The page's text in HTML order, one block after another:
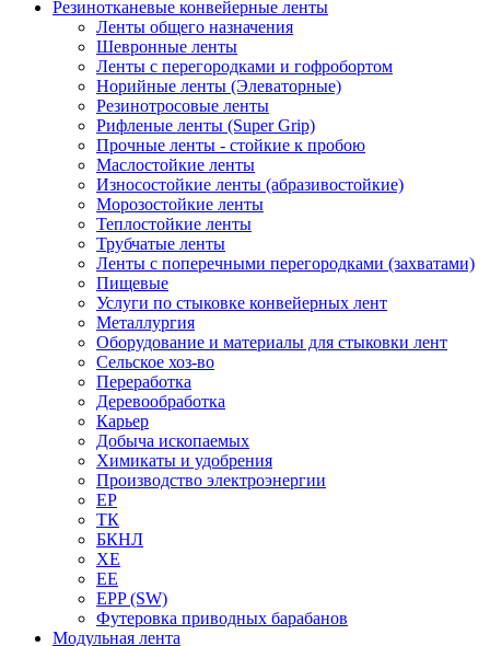
Резинотканевые конвейерные ленты
Ленты общего назначения
Шевронные ленты
Ленты с перегородками и гофробортом
Норийные ленты (Элеваторные)
Резинотросовые ленты
Рифленые ленты (Super Grip)
Прочные ленты - стойкие к пробою
Маслостойкие ленты
Износостойкие ленты (абразивостойкие)
Морозостойкие ленты
Теплостойкие ленты
Трубчатые ленты
Ленты с поперечными перегородками (захватами)
Пищевые
Услуги по стыковке конвейерных лент
Металлургия
Оборудование и материалы для стыковки лент
Сельское хоз-во
Переработка
Деревообработка
Карьер
Добыча ископаемых
Химикаты и удобрения
Производство электроэнергии
EP
ТК
БКНЛ
XE
EE
EPP (SW)
Футеровка приводных барабанов
Модульная лента